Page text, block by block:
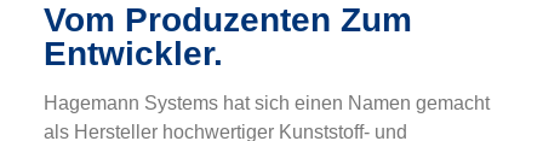
Vom Produzenten Zum
Entwickler.
Hagemann Systems hat sich einen Namen gemacht
als Hersteller hochwertiger Kunststoff- und